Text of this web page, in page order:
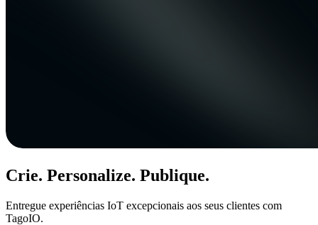
Crie. Personalize. Publique.
Entregue experiências IoT excepcionais aos seus clientes com
TagoIO.